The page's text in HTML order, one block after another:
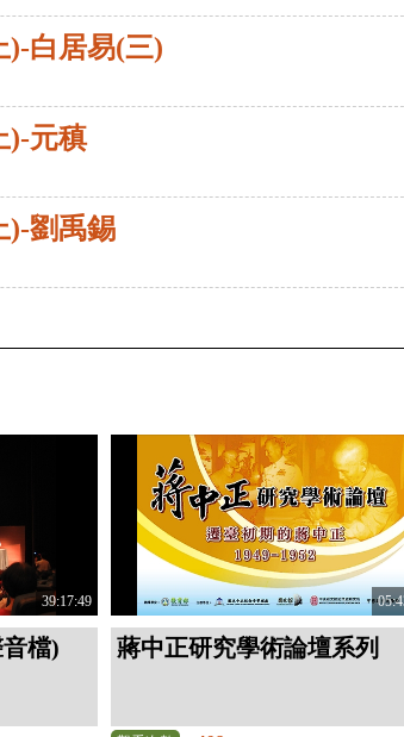
)-白居易(三)
)-元稹
)-劉禹錫
39:17:49
檔) 蔣中正研究學術論壇系列